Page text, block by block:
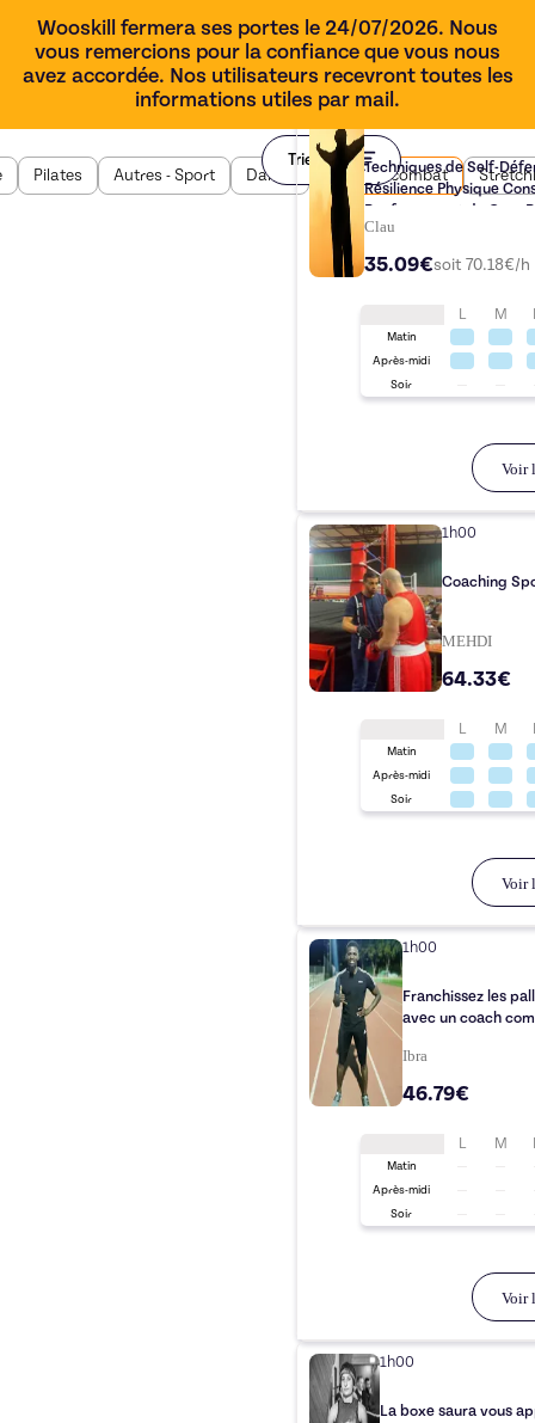
Wooskill fermera ses portes le 24/07/2026. Nous
vous remercions pour la confiance que vous nous
avez accordée. Nos utilisateurs recevront toutes les
informations utiles par mail.
Pilates Autres - Sport Danse Sport de combat
Trier par
Techniques de Self-
Résilience Physique
Renforcement du Core
Clau
35.09€soit 70.18€/h
L M
Matin
Après-midi
Soir
Voir
1h00
Coaching
MEHDI
64.33€
L M
Matin
Après-midi
Soir
Voir
1h00
Franchissez les
avec un coach
Ibra
46.79€
L M
Matin
Après-midi
Soir
Voir
1h00
La boxe saura vous